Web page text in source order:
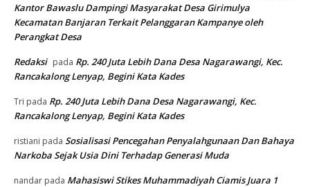
Kantor Bawaslu Dampingi Masyarakat Desa Girimulya
Kecamatan Banjaran Terkait Pelanggaran Kampanye oleh
Perangkat Desa
Redaksi pada Rp. 240 Juta Lebih Dana Desa Nagarawangi, Kec.
Rancakalong Lenyap, Begini Kata Kades
Tri pada Rp. 240 Juta Lebih Dana Desa Nagarawangi, Kec.
Rancakalong Lenyap, Begini Kata Kades
ristiani pada Sosialisasi Pencegahan Penyalahgunaan Dan Bahaya
Narkoba Sejak Usia Dini Terhadap Generasi Muda
nandar pada Mahasiswi Stikes Muhammadiyah Ciamis Juara 1